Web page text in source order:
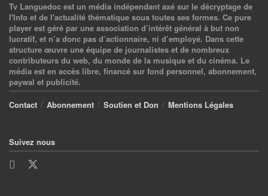
Tv Languedoc est un média indépendant axé sur le décryptage de
l'Info et de l'actualité thématique sous toutes ses formes. Ce pure
player est géré par une association d’intérêt général à but non
lucratif, et n’a donc pas d’actionnaire, ni d’employé. Dans cette
structure œuvre une équipe de journalistes et de nombreux
contributeurs du web, du monde de la musique et du cinéma. Le
média est en accès libre, financé sur fond personnel, abonnement,
paywal et publicité.
Contact
Abonnement Soutien et Don Mentions Légales
Suivez nous